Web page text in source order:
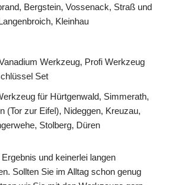
Bergstein, Vossenack, Straß und
Kleinhau
Werkzeug, Profi Werkzeug
Set
für Hürtgenwald, Simmerath,
(Tor zur Eifel), Nideggen, Kreuzau,
Stolberg, Düren
und keinerlei langen
Sollten Sie im Alltag schon genug